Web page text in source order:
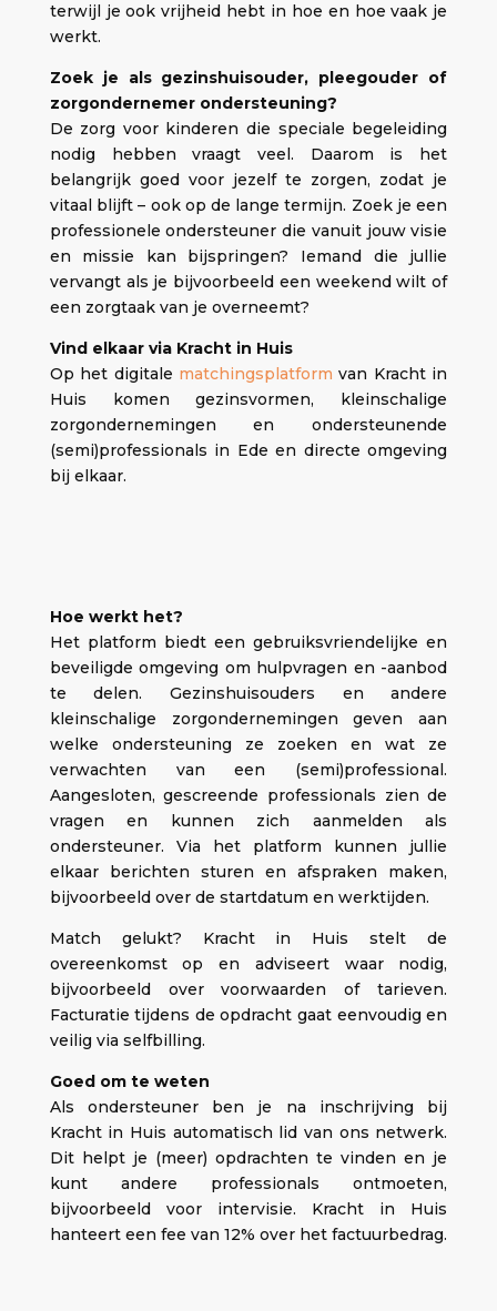
terwijl je ook vrijheid hebt in hoe en hoe vaak je
werkt.
Zoek je als gezinshuisouder, pleegouder of
zorgondernemer ondersteuning?
De zorg voor kinderen die speciale begeleiding
nodig hebben vraagt veel. Daarom is het
belangrijk goed voor jezelf te zorgen, zodat je
vitaal blijft – ook op de lange termijn. Zoek je een
professionele ondersteuner die vanuit jouw visie
en missie kan bijspringen? Iemand die jullie
vervangt als je bijvoorbeeld een weekend wilt of
een zorgtaak van je overneemt?
Vind elkaar via Kracht in Huis
Op het digitale matchingsplatform van Kracht in
Huis komen gezinsvormen, kleinschalige
zorgondernemingen en ondersteunende
(semi)professionals in Ede en directe omgeving
bij elkaar.
Hoe werkt het?
Het platform biedt een gebruiksvriendelijke en
beveiligde omgeving om hulpvragen en -aanbod
te delen. Gezinshuisouders en andere
kleinschalige zorgondernemingen geven aan
welke ondersteuning ze zoeken en wat ze
verwachten van een (semi)professional.
Aangesloten, gescreende professionals zien de
vragen en kunnen zich aanmelden als
ondersteuner. Via het platform kunnen jullie
elkaar berichten sturen en afspraken maken,
bijvoorbeeld over de startdatum en werktijden.
Match gelukt? Kracht in Huis stelt de
overeenkomst op en adviseert waar nodig,
bijvoorbeeld over voorwaarden of tarieven.
Facturatie tijdens de opdracht gaat eenvoudig en
veilig via selfbilling.
Goed om te weten
Als ondersteuner ben je na inschrijving bij
Kracht in Huis automatisch lid van ons netwerk.
Dit helpt je (meer) opdrachten te vinden en je
kunt andere professionals ontmoeten,
bijvoorbeeld voor intervisie. Kracht in Huis
hanteert een fee van 12% over het factuurbedrag.